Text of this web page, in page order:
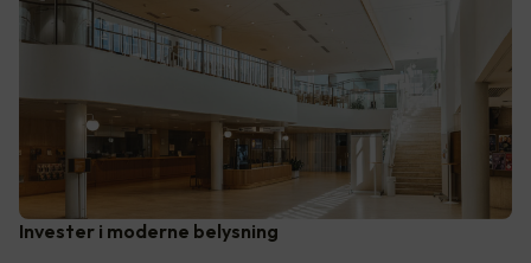
Invester i moderne belysning